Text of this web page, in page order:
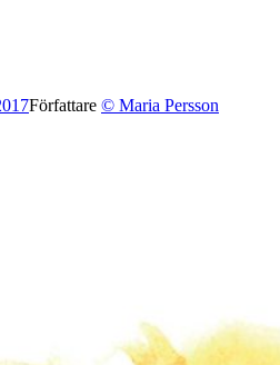
Författare © Maria Persson